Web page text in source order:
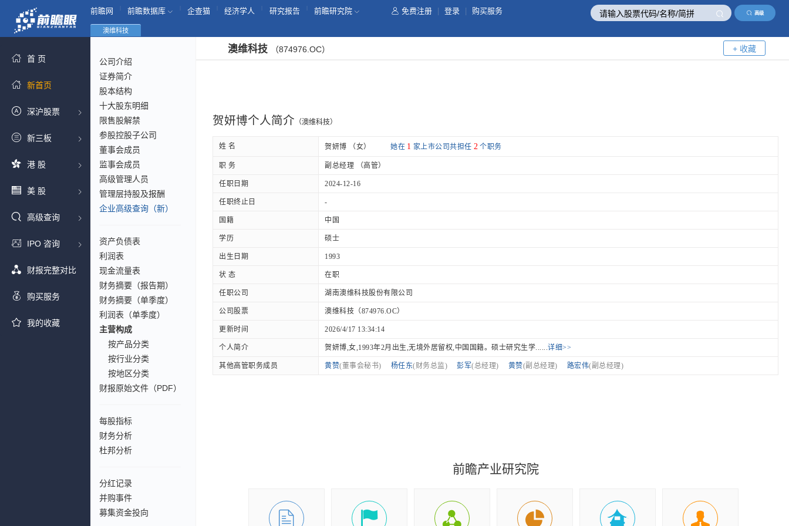
高级
前瞻网 前瞻数据库 企查猫 经济学人 研究报告 前瞻研究院 免费注册 登录 购买服务
首 页
新首页
深沪股票
新三板
港 股
美 股
高级查询
IPO 咨询
财报完整对比
购买服务
我的收藏
澳维科技
公司介绍
证券简介
股本结构
十大股东明细
限售股解禁
参股控股子公司
董事会成员
监事会成员
高级管理人员
管理层持股及报酬
企业高级查询（新）
资产负债表
利润表
现金流量表
财务摘要（报告期）
财务摘要（单季度）
利润表（单季度）
主营构成
按产品分类
按行业分类
按地区分类
财报原始文件（PDF）
每股指标
财务分析
杜邦分析
分红记录
并购事件
募集资金投向
澳维科技 （874976.OC） + 收藏
贺妍博个人简介 （澳维科技）
姓 名 贺妍博 （女） 她在 1 家上市公司共担任 2 个职务
职 务 副总经理 （高管）
任职日期 2024-12-16
任职终止日 -
国籍 中国
学历 硕士
出生日期 1993
状 态 在职
任职公司 湖南澳维科技股份有限公司
公司股票 澳维科技（874976.OC）
更新时间 2026/4/17 13:34:14
个人简介 贺妍博,女,1993年2月出生,无境外居留权,中国国籍。硕士研究生学......详细>>
其他高管职务成员 黄赞(董事会秘书) 杨任东(财务总监) 彭军(总经理) 黄赞(副总经理) 路宏伟(副总经理)
前瞻产业研究院